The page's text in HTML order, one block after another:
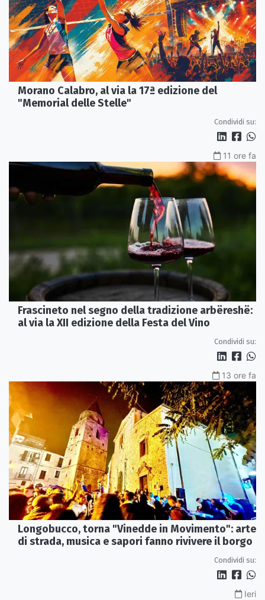
Morano Calabro, al via la 17ª edizione del
"Memorial delle Stelle"
Condividi su:
11 ore fa
Frascineto nel segno della tradizione arbëreshë:
al via la XII edizione della Festa del Vino
Condividi su:
13 ore fa
Longobucco, torna "Vinedde in Movimento": arte
di strada, musica e sapori fanno rivivere il borgo
Condividi su:
Ieri